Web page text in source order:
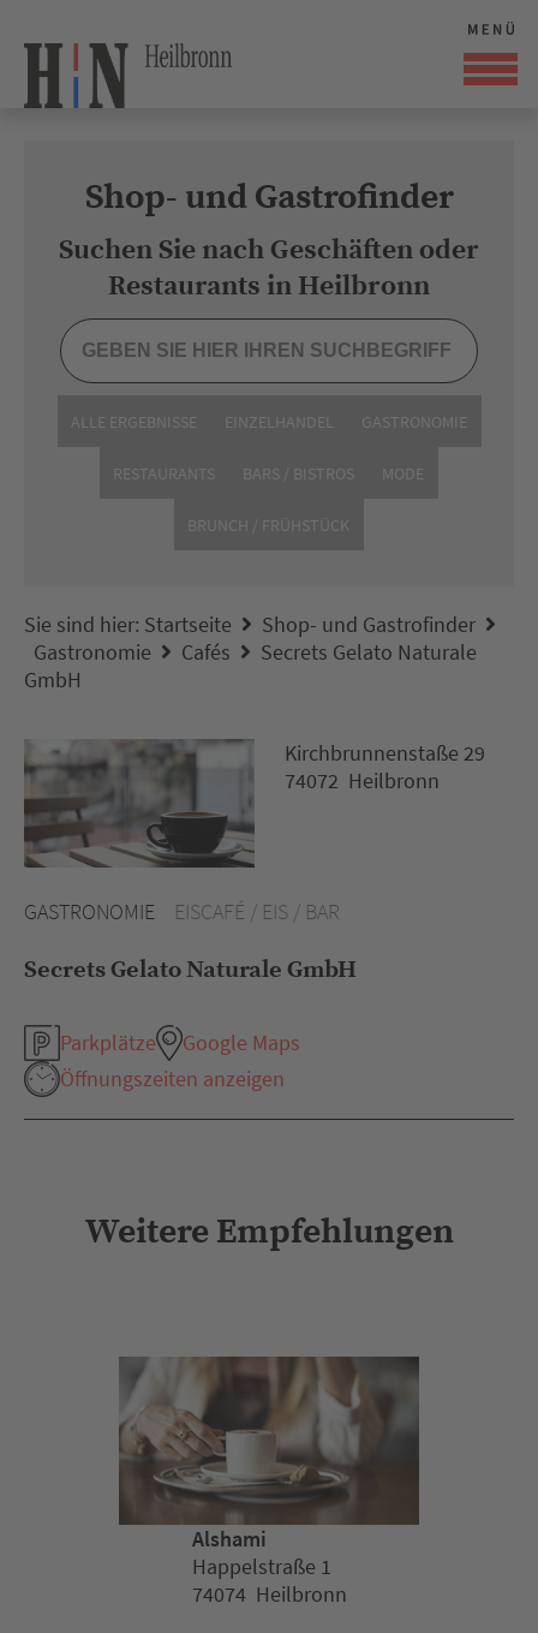
Shop- und Gastrofinder
Suchen Sie nach Geschäften oder
Restaurants in Heilbronn
ALLE ERGEBNISSE EINZELHANDEL GASTRONOMIE
RESTAURANTS BARS / BISTROS MODE
BRUNCH / FRÜHSTÜCK
Sie sind hier: Startseite
Shop- und Gastrofinder
Gastronomie
Cafés
Secrets Gelato Naturale
GmbH
GASTRONOMIE EISCAFÉ / EIS / BAR
Secrets Gelato Naturale GmbH
Parkplätze
Google Maps
Öffnungszeiten anzeigen
Kirchbrunnenstaße 29
74072 Heilbronn
Weitere Empfehlungen
Alshami
Happelstraße 1
74074 Heilbronn